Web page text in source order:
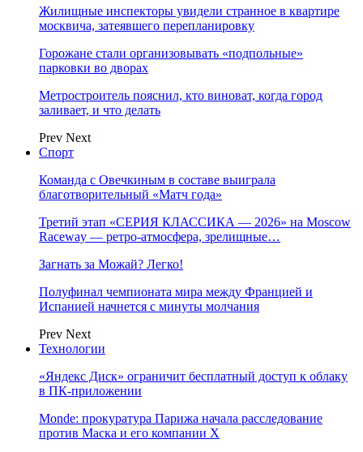
Жилищные инспекторы увидели странное в квартире
москвича, затеявшего перепланировку
Горожане стали организовывать «подпольные»
парковки во дворах
Метростроитель пояснил, кто виноват, когда город
заливает, и что делать
Prev Next
Спорт
Команда с Овечкиным в составе выиграла
благотворительный «Матч года»
Третий этап «СЕРИЯ КЛАССИКА — 2026» на Moscow
Raceway — ретро‑атмосфера, зрелищные…
Загнать за Можай? Легко!
Полуфинал чемпионата мира между Францией и
Испанией начнется с минуты молчания
Prev Next
Технологии
«Яндекс Диск» ограничит бесплатный доступ к облаку
в ПК-приложении
Monde: прокуратура Парижа начала расследование
против Маска и его компании X